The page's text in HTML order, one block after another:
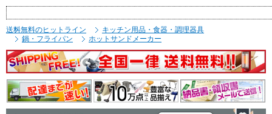
送料無料のヒットライン
キッチン用品・食器・調理器具
鍋・フライパン
ホットサンドメーカー